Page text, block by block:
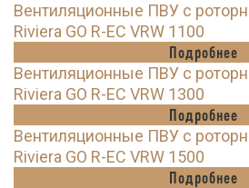
Вентиляционные ПВУ с
Riviera GO R-EC VRW 1100
Подробнее
Вентиляционные ПВУ с
Riviera GO R-EC VRW 1300
Подробнее
Вентиляционные ПВУ с
Riviera GO R-EC VRW 1500
Подробнее